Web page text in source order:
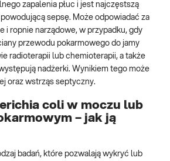
zapalenia płuc i jest najczęstszą
sepsę. Może odpowiadać za
i ropnie narządowe, w przypadku, gdy
przewodu pokarmowego do jamy
radioterapii lub chemioterapii, a także
nadżerki. Wynikiem tego może
oraz wstrząs septyczny.
coli w moczu lub
– jak ją
badań, które pozwalają wykryć lub